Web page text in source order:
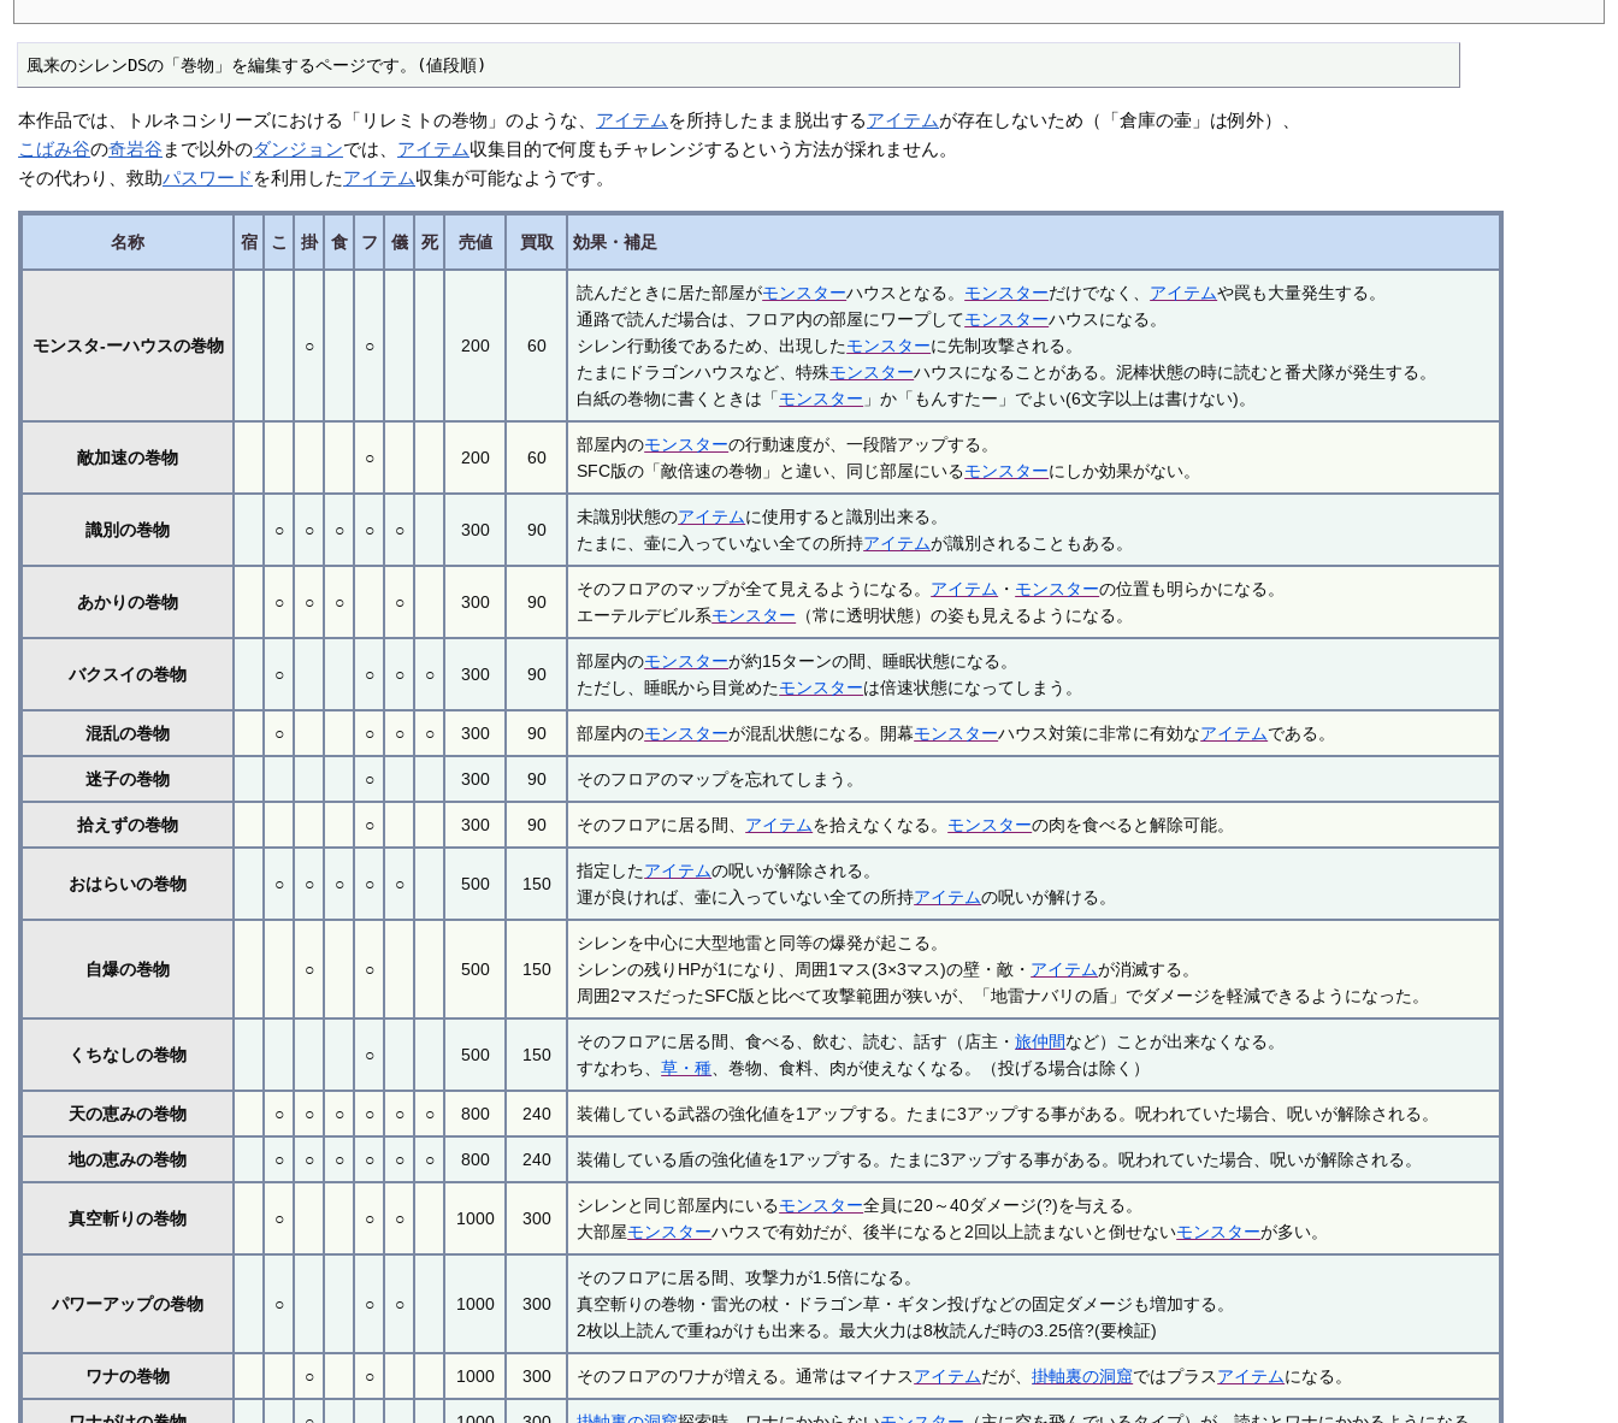
風来のシレンDSの「巻物」を編集するページです。(値段順)
本作品では、トルネコシリーズにおける「リレミトの巻物」のような、 アイテム を所持したまま脱出するアイテムが存在しないため（「倉庫の壷」は例外）、
こばみ谷の奇岩谷 まで以外のダンジョンでは、 アイテム収集目的で何度もチャレンジするという方法が採れません。
その代わり、救助パスワード を利用したアイテム収集が可能なようです。
名称 宿 こ 掛 食 フ 儀 死 売値 買取 効果・補足
モンスタ-ーハウスの巻物 ○ ○ 200 60
読んだときに居た部屋がモンスターハウスとなる。 モンスターだけでなく、 アイテムや罠も大量発生する。
通路で読んだ場合は、フロア内の部屋にワープしてモンスターハウスになる。
シレン行動後であるため、出現したモンスターに先制攻撃される。
たまにドラゴンハウスなど、特殊モンスターハウスになることがある。泥棒状態の時に読むと番犬隊が発生する。
白紙の巻物に書くときは「モンスター 」か「もんすたー」でよい(6文字以上は書けない)。
敵加速の巻物 ○ 200 60
部屋内のモンスターの行動速度が、一段階アップする。
SFC版の「敵倍速の巻物」と違い、同じ部屋にいるモンスターにしか効果がない。
識別の巻物 ○ ○ ○ ○ ○ 300 90
未識別状態のアイテムに使用すると識別出来る。
たまに、壷に入っていない全ての所持アイテムが識別されることもある。
あかりの巻物 ○ ○ ○ ○ 300 90
そのフロアのマップが全て見えるようになる。 アイテム ・ モンスターの位置も明らかになる。
エーテルデビル系モンスター （常に透明状態）の姿も見えるようになる。
バクスイの巻物 ○ ○ ○ ○ 300 90
部屋内のモンスターが約15ターンの間、睡眠状態になる。
ただし、睡眠から目覚めたモンスターは倍速状態になってしまう。
混乱の巻物 ○ ○ ○ ○ 300 90 部屋内のモンスターが混乱状態になる。開幕モンスターハウス対策に非常に有効なアイテムである。
迷子の巻物 ○ 300 90 そのフロアのマップを忘れてしまう。
拾えずの巻物 ○ 300 90 そのフロアに居る間、 アイテムを拾えなくなる。 モンスターの肉を食べると解除可能。
おはらいの巻物 ○ ○ ○ ○ ○ 500 150
指定したアイテムの呪いが解除される。
運が良ければ、壷に入っていない全ての所持アイテムの呪いが解ける。
自爆の巻物 ○ ○ 500 150
シレンを中心に大型地雷と同等の爆発が起こる。
シレンの残りHPが1になり、周囲1マス(3×3マス)の壁・敵・ アイテムが消滅する。
周囲2マスだったSFC版と比べて攻撃範囲が狭いが、「地雷ナバリの盾」でダメージを軽減できるようになった。
くちなしの巻物 ○ 500 150
そのフロアに居る間、食べる、飲む、読む、話す（店主・旅仲間など）ことが出来なくなる。
すなわち、草・種、巻物、食料、肉が使えなくなる。（投げる場合は除く）
天の恵みの巻物 ○ ○ ○ ○ ○ ○ 800 240 装備している武器の強化値を1アップする。たまに3アップする事がある。呪われていた場合、呪いが解除される。
地の恵みの巻物 ○ ○ ○ ○ ○ ○ 800 240 装備している盾の強化値を1アップする。たまに3アップする事がある。呪われていた場合、呪いが解除される。
真空斬りの巻物 ○ ○ ○ 1000 300
シレンと同じ部屋内にいるモンスター全員に20～40ダメージ(?)を与える。
大部屋モンスターハウスで有効だが、後半になると2回以上読まないと倒せないモンスターが多い。
パワーアップの巻物 ○ ○ ○ 1000 300
そのフロアに居る間、攻撃力が1.5倍になる。
真空斬りの巻物・雷光の杖・ドラゴン草・ギタン投げなどの固定ダメージも増加する。
2枚以上読んで重ねがけも出来る。最大火力は8枚読んだ時の3.25倍?(要検証)
ワナの巻物 ○ ○ 1000 300 そのフロアのワナが増える。通常はマイナスアイテムだが、掛軸裏の洞窟ではプラスアイテムになる。